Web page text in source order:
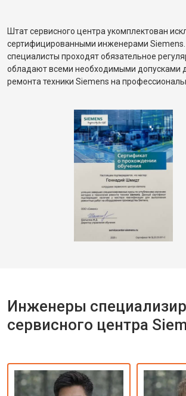
Штат сервисного центра укомплектован
сертифицированными инженерами
специалисты проходят обязательное
обладают всеми необходимыми допусками
ремонта техники Siemens на
Инженеры
сервисного центра